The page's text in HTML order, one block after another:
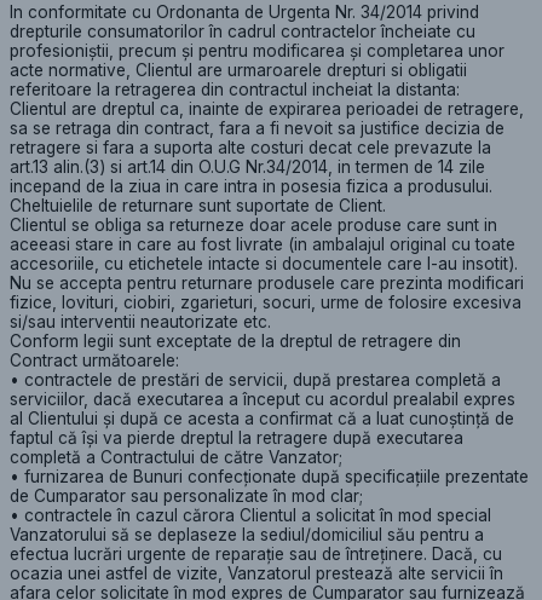
In conformitate cu Ordonanta de Urgenta Nr. 34/2014 privind
drepturile consumatorilor în cadrul contractelor încheiate cu
profesioniştii, precum şi pentru modificarea şi completarea unor
acte normative, Clientul are urmaroarele drepturi si obligatii
referitoare la retragerea din contractul incheiat la distanta:
Clientul are dreptul ca, inainte de expirarea perioadei de retragere,
sa se retraga din contract, fara a fi nevoit sa justifice decizia de
retragere si fara a suporta alte costuri decat cele prevazute la
art.13 alin.(3) si art.14 din O.U.G Nr.34/2014, in termen de 14 zile
incepand de la ziua in care intra in posesia fizica a produsului.
Cheltuielile de returnare sunt suportate de Client.
Clientul se obliga sa returneze doar acele produse care sunt in
aceeasi stare in care au fost livrate (in ambalajul original cu toate
accesoriile, cu etichetele intacte si documentele care l-au insotit).
Nu se accepta pentru returnare produsele care prezinta modificari
fizice, lovituri, ciobiri, zgarieturi, socuri, urme de folosire excesiva
si/sau interventii neautorizate etc.
Conform legii sunt exceptate de la dreptul de retragere din
Contract următoarele:
• contractele de prestări de servicii, după prestarea completă a
serviciilor, dacă executarea a început cu acordul prealabil expres
al Clientului şi după ce acesta a confirmat că a luat cunoştinţă de
faptul că îşi va pierde dreptul la retragere după executarea
completă a Contractului de către Vanzator;
• furnizarea de Bunuri confecţionate după specificaţiile prezentate
de Cumparator sau personalizate în mod clar;
• contractele în cazul cărora Clientul a solicitat în mod special
Vanzatorului să se deplaseze la sediul/domiciliul său pentru a
efectua lucrări urgente de reparaţie sau de întreţinere. Dacă, cu
ocazia unei astfel de vizite, Vanzatorul prestează alte servicii în
afara celor solicitate în mod expres de Cumparator sau furnizează